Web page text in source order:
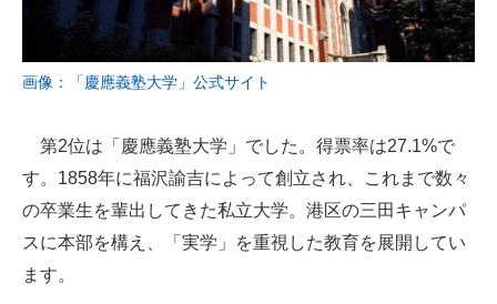
建設×テクノロジーの最前線
ちょっと気になるネットの話題
画像：「慶應義塾大学」公式サイト
第2位は「慶應義塾大学」でした。得票率は27.1%で
す。1858年に福沢諭吉によって創立され、これまで数々
の卒業生を輩出してきた私立大学。港区の三田キャンパ
スに本部を構え、「実学」を重視した教育を展開してい
ます。